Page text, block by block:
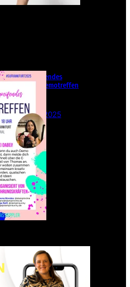
Teamübergreifendes
Stampin‘ Up! Demotreffen
– Sei dabei!
26. Februar 2025
Einsteigen 2025 im Team
Stampin‘ Sunny
23. Januar 2025